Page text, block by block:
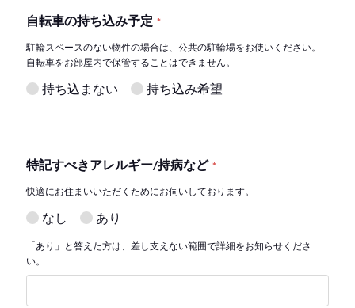
自転車の持ち込み予定 *
駐輪スペースのない物件の場合は、公共の駐輪場をお使いください。
自転車をお部屋内で保管することはできません。
持ち込まない 持ち込み希望
特記すべきアレルギー/持病など *
快適にお住まいいただくためにお伺いしております。
なし あり
「あり」と答えた方は、差し支えない範囲で詳細をお知らせくださ
い。